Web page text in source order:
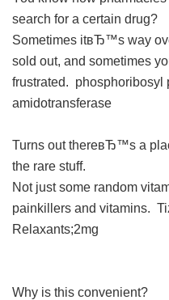
search for a certain drug?
Sometimes itвЂ™s way
sold out, and sometimes
frustrated. phosphoribosyl
amidotransferase
Turns out thereвЂ™s a
the rare stuff.
Not just some random
painkillers and vitamins.
Relaxants;2mg
Why is this convenient?